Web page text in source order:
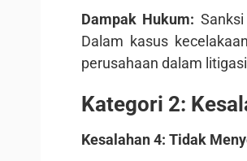
Dampak Hukum:
Dalam kasus
perusahaan dalam
Kategori 2:
Kesalahan 4: Tidak